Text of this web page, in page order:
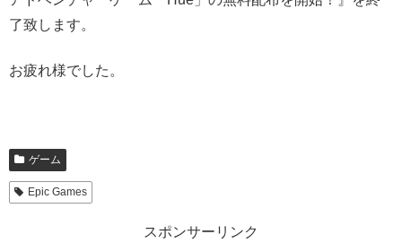
了致します。
お疲れ様でした。
ゲーム
Epic Games
スポンサーリンク